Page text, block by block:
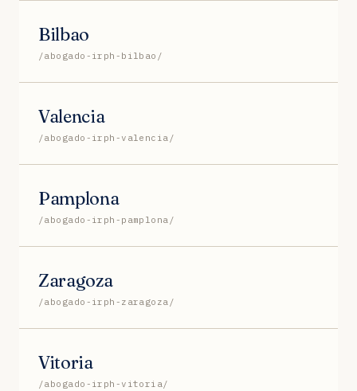
Bilbao
/abogado-irph-bilbao/
Valencia
/abogado-irph-valencia/
Pamplona
/abogado-irph-pamplona/
Zaragoza
/abogado-irph-zaragoza/
Vitoria
/abogado-irph-vitoria/